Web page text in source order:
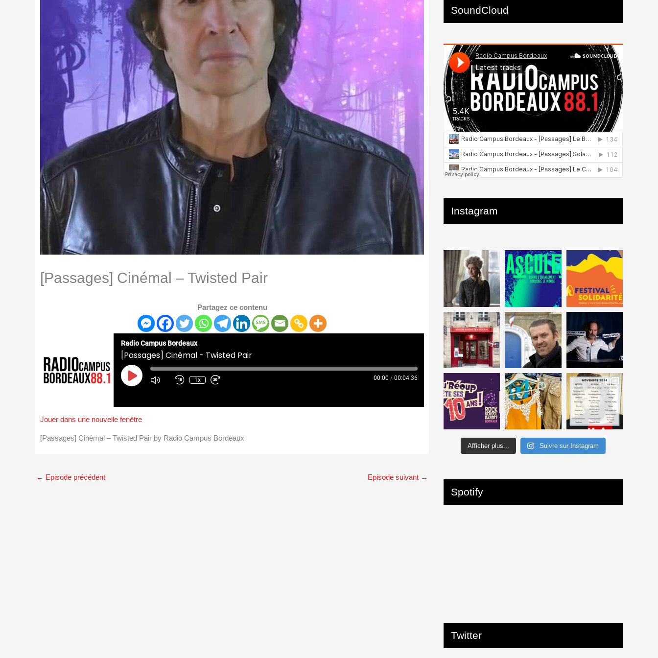
[Passages] Cinémal – Twisted Pair
Partagez ce contenu
Radio Campus Bordeaux
[Passages] Cinémal - Twisted Pair
Play
Episode
1x 00:00 / 00:04:36
Jouer dans une nouvelle fenêtre
[Passages] Cinémal – Twisted Pair by Radio Campus Bordeaux
← Episode précédent Episode suivant →
SoundCloud
Instagram
Afficher plus... Suivre sur Instagram
Spotify
Twitter